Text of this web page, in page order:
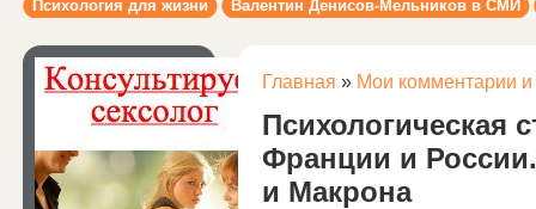
Психология для жизни
Валентин Денисов-Мельников в СМИ
Главная » Мои комментарии
Психологическая
Франции и
и Макрона